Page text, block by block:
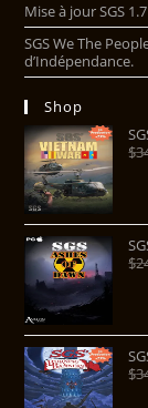
Mise à jour SGS
SGS We The
d’Indépendance.
Shop
$
$
$